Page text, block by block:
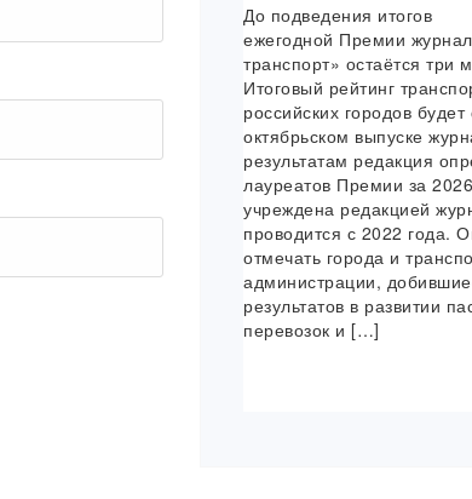
До подведения итогов
ежегодной Премии
транспорт» остаётся три
Итоговый рейтинг
российских городов
октябрьском выпуске
результатам редакция
лауреатов Премии за
учреждена редакцией
проводится с 2022 года.
отмечать города и
администрации,
результатов в развитии
перевозок и […]